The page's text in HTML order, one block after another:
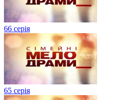
66 серія
65 серія